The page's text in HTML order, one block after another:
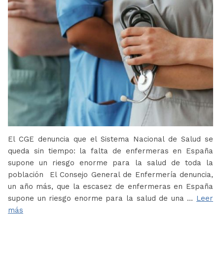
El CGE denuncia que el Sistema Nacional de Salud se
queda sin tiempo: la falta de enfermeras en España
supone un riesgo enorme para la salud de toda la
población El Consejo General de Enfermería denuncia,
un año más, que la escasez de enfermeras en España
supone un riesgo enorme para la salud de una … Leer
más